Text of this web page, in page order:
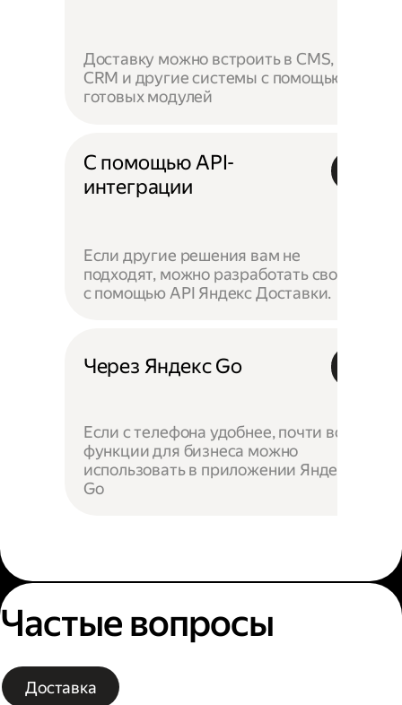
Доставку можно встроить в CMS,
CRM и другие системы с помощью
готовых модулей
С помощью API-
интеграции
Если другие решения вам не
подходят, можно разработать своё —
с помощью API Яндекс Доставки.
Через Яндекс Go
Если с телефона удобнее, почти все
функции для бизнеса можно
использовать в приложении Яндекс
Go
Частые вопросы
Доставка